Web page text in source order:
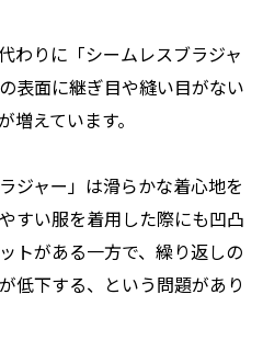
わりに「シームレスブラジャ
表面に継ぎ目や縫い目がない
増えています。
ジャー」は滑らかな着心地を
すい服を着用した際にも凹凸
トがある一方で、繰り返しの
低下する、という問題があり